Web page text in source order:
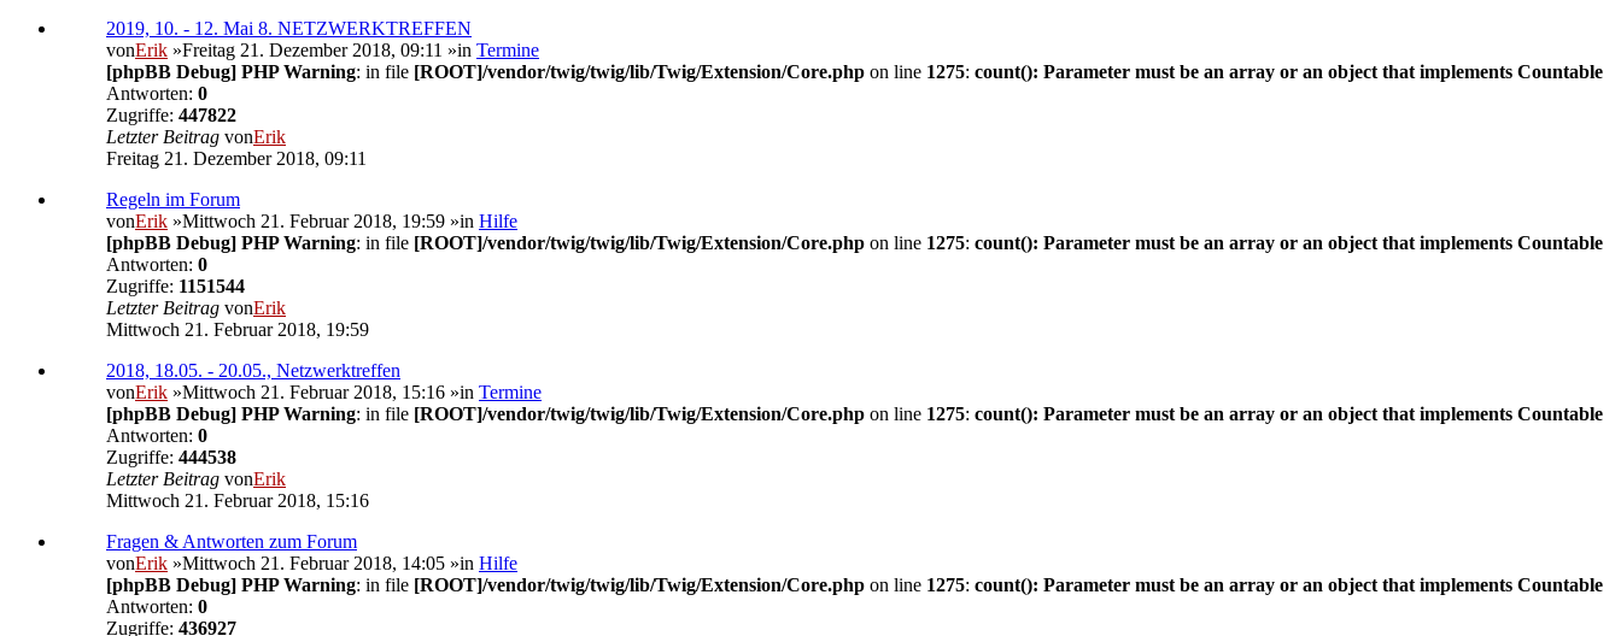
2019, 10. - 12. Mai 8. NETZWERKTREFFEN
vonErik »Freitag 21. Dezember 2018, 09:11 »in Termine
[phpBB Debug] PHP Warning: in file [ROOT]/vendor/twig/twig/lib/Twig/Extension/Core.php on line 1275: count(): Parameter must be an array or an object that implements Countable
Antworten: 0
Zugriffe: 447822
Letzter Beitrag vonErik
Freitag 21. Dezember 2018, 09:11
Regeln im Forum
vonErik »Mittwoch 21. Februar 2018, 19:59 »in Hilfe
[phpBB Debug] PHP Warning: in file [ROOT]/vendor/twig/twig/lib/Twig/Extension/Core.php on line 1275: count(): Parameter must be an array or an object that implements Countable
Antworten: 0
Zugriffe: 1151544
Letzter Beitrag vonErik
Mittwoch 21. Februar 2018, 19:59
2018, 18.05. - 20.05., Netzwerktreffen
vonErik »Mittwoch 21. Februar 2018, 15:16 »in Termine
[phpBB Debug] PHP Warning: in file [ROOT]/vendor/twig/twig/lib/Twig/Extension/Core.php on line 1275: count(): Parameter must be an array or an object that implements Countable
Antworten: 0
Zugriffe: 444538
Letzter Beitrag vonErik
Mittwoch 21. Februar 2018, 15:16
Fragen & Antworten zum Forum
vonErik »Mittwoch 21. Februar 2018, 14:05 »in Hilfe
[phpBB Debug] PHP Warning: in file [ROOT]/vendor/twig/twig/lib/Twig/Extension/Core.php on line 1275: count(): Parameter must be an array or an object that implements Countable
Antworten: 0
Zugriffe: 436927